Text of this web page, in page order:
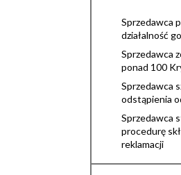
Sprzedawca
działalność
Sprzedawca
ponad 100
Sprzedawca
odstąpienia
Sprzedawca
procedurę
reklamacji